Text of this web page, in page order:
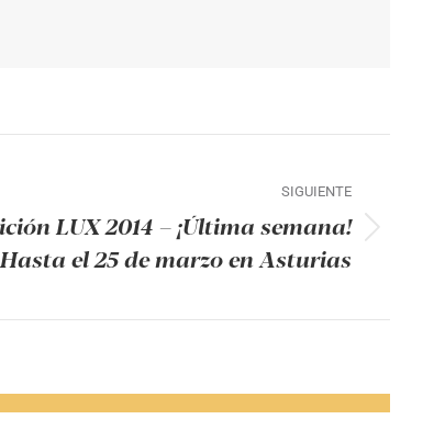
SIGUIENTE
LUX 2014 – ¡Última semana!
Hasta el 25 de marzo en Asturias